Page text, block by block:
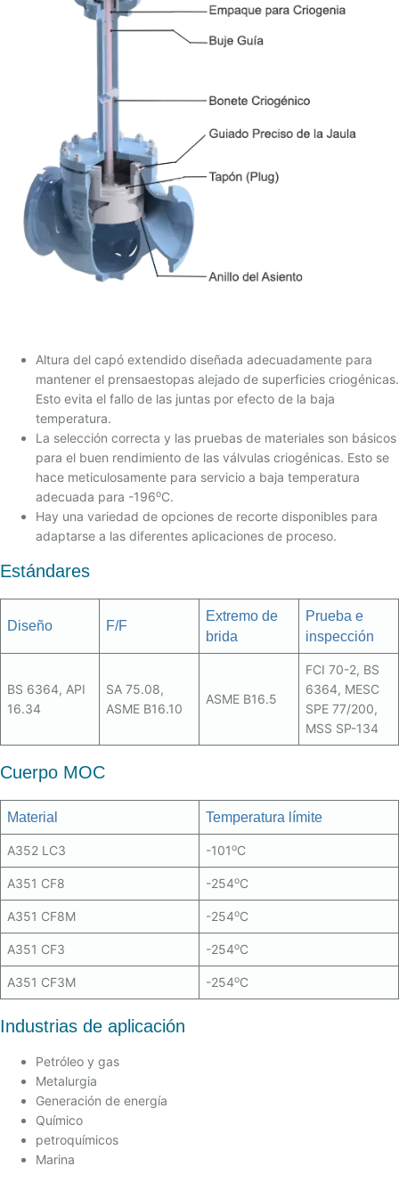
Altura del capó extendido diseñada adecuadamente para
mantener el prensaestopas alejado de superficies criogénicas.
Esto evita el fallo de las juntas por efecto de la baja
temperatura.
La selección correcta y las pruebas de materiales son básicos
para el buen rendimiento de las válvulas criogénicas. Esto se
hace meticulosamente para servicio a baja temperatura
adecuada para -196oC.
Hay una variedad de opciones de recorte disponibles para
adaptarse a las diferentes aplicaciones de proceso.
Estándares
Diseño F/F
Extremo de
brida
Prueba e
inspección
BS 6364, API
16.34
SA 75.08,
ASME B16.10
ASME B16.5
FCI 70-2, BS
6364, MESC
SPE 77/200,
MSS SP-134
Cuerpo MOC
Material Temperatura límite
A352 LC3 -101oC
A351 CF8 -254oC
A351 CF8M -254oC
A351 CF3 -254oC
A351 CF3M -254oC
Industrias de aplicación
Petróleo y gas
Metalurgia
Generación de energía
Químico
petroquímicos
Marina